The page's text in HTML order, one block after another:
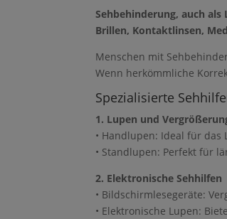
Sehbehinderung, auch
Brillen, Kontaktlinsen,
Menschen mit
Wenn herkömmliche
Spezialisierte
1. Lupen und
• Handlupen: Ideal für
• Standlupen: Perfekt für
2. Elektronische Sehhilfen
• Bildschirmlesegeräte:
• Elektronische Lupen: